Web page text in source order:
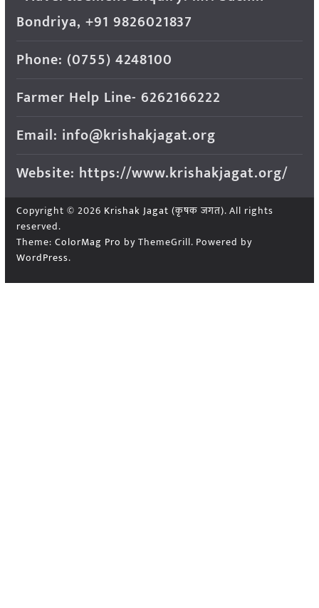
Bondriya, +91 9826021837
Phone: (0755) 4248100
Farmer Help Line- 6262166222
Email: info@krishakjagat.org
Website: https://www.krishakjagat.org/
Copyright © 2026 Krishak Jagat (कृषक जगत). All rights
reserved.
Theme: ColorMag Pro by ThemeGrill. Powered by
WordPress.